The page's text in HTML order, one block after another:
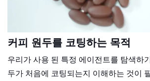
커피 원두를 코팅하는 목적
우리가 사용 된 특정 에이전트를 탐색하
두가 처음에 코팅되는지 이해하는 것이